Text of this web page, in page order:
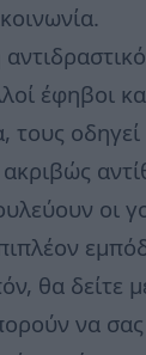
έφηβοι
τους
οι
θα δείτε
να σας